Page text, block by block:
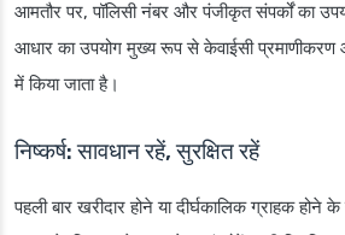
आमतौर पर, पॉलिसी नंबर और पंजीकृत संपर्कों का
आधार का उपयोग मुख्य रूप से केवाईसी प्रमाणीकरण
में किया जाता है।
निष्कर्ष: सावधान रहें, सुरक्षित रहें
पहली बार खरीदार होने या दीर्घकालिक ग्राहक होने